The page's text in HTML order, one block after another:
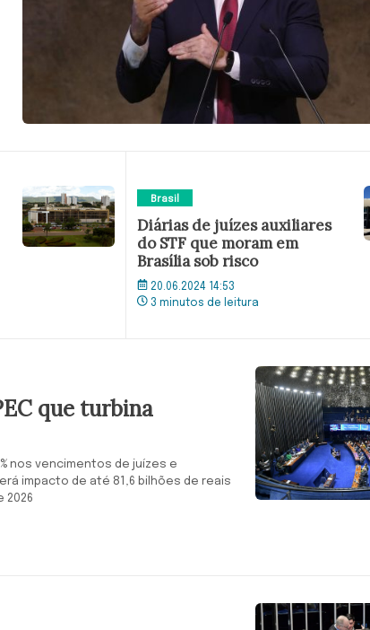
Brasil
Diárias de juízes auxiliares
do STF que moram em
Brasília sob risco
20.06.2024 14:53
3 minutos de leitura
que turbina
nos vencimentos de juízes e
impacto de até 81,6 bilhões de reais
2026